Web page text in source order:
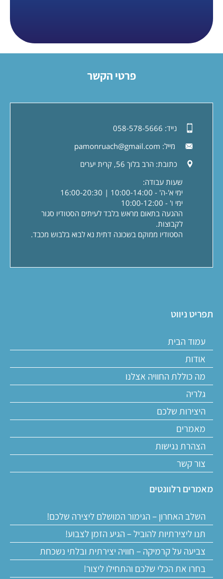
פרטי הקשר
נייד: 058-578-5666
מייל: pamonruach@gmail.com
כתובת: הרב בלוך 56, קרית יערים
שעות עבודה:
ימי א'-ה' - 10:00-14:00 | 16:00-20:30
ימי ו' - 10:00-12:00
ההגעה בתאום מראש בלבד לעיתים הסטודיו סגור
לקבוצות.
הסטודיו ממוקם בשכונה דתית נא לבוא בלבוש מכבד.
תפריט ניווט
עמוד הבית
אודות
מה כוללת החוויה אצלנו
גלריה
היצירות שלכם
מאמרים
הצהרת נגישות
צור קשר
מאמרים רלוונטים
השלב האחרון – הגימור המושלם ליצירה שלכם!
תנו ליצירתיות להוביל – הגיע הזמן לצבוע!
צביעה על קרמיקה – חוויה יצירתית ובלתי נשכחת
בחרו את הכלי שלכם והתחילו ליצור!